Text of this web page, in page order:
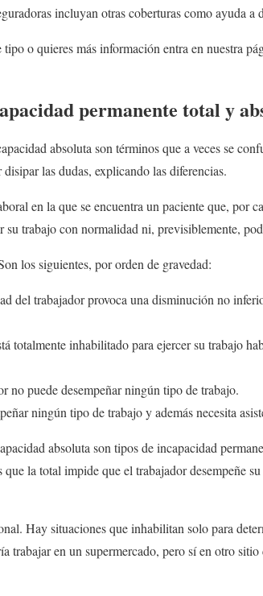
incluyan otras coberturas como ayuda
o quieres más información entra en nuestra
permanente total y
absoluta son términos que a veces se
las dudas, explicando las diferencias.
en la que se encuentra un paciente que, por
su trabajo con normalidad ni, previsiblemente,
los siguientes, por orden de gravedad:
del trabajador provoca una disminución no
totalmente inhabilitado para ejercer su trabajo
no puede desempeñar ningún tipo de trabajo.
ningún tipo de trabajo y además necesita
absoluta son tipos de incapacidad
la total impide que el trabajador desempeñe
Hay situaciones que inhabilitan solo para
trabajar en un supermercado, pero sí en otro